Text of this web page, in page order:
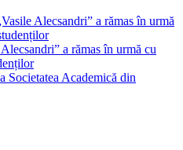
Alecsandri” a rămas în urmă
a rămas în urmă cu
Societatea Academică din